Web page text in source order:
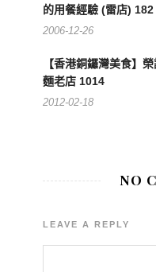
的用餐經驗 (雷店) 182
2006-12-26
【香港銅鑼灣美食】
麵老店 1014
2012-02-18
NO
LEAVE A REPLY